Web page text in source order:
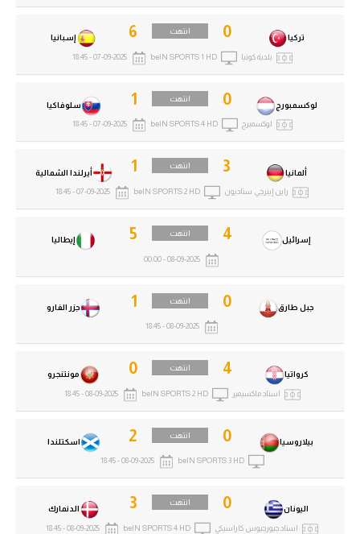
اليونان 0 انتهت
الدنمارك 3
استاد جيورجيوس كاراسيكي beIN SPORTS 4 HD
08-09-2025 - 18:45
بيلاروسيا 0 انتهت
اسكتلندا 2
beIN SPORTS 3 HD
08-09-2025 - 18:45
كرواتيا 4 انتهت
مونتنجرو 0
استاد ماكسيمير beIN SPORTS 2 HD
08-09-2025 - 18:45
جبل طارق 0 انتهت
جزر الفارو 1
08-09-2025 - 18:45
إسرائيل 4 انتهت
إيطاليا 5
08-09-2025 - 00:00
ألمانيا 3 انتهت
أيرلندا الشمالية 1
راين إينرجي ستاديون beIN SPORTS 2 HD
07-09-2025 - 18:45
لوكسمبورج 0 انتهت
سلوفاكيا 1
لوكسمبرج beIN SPORTS 4 HD
07-09-2025 - 18:45
تركيا 0 انتهت
إسبانيا 6
بلدية كونيا beIN SPORTS 1 HD
07-09-2025 - 18:45